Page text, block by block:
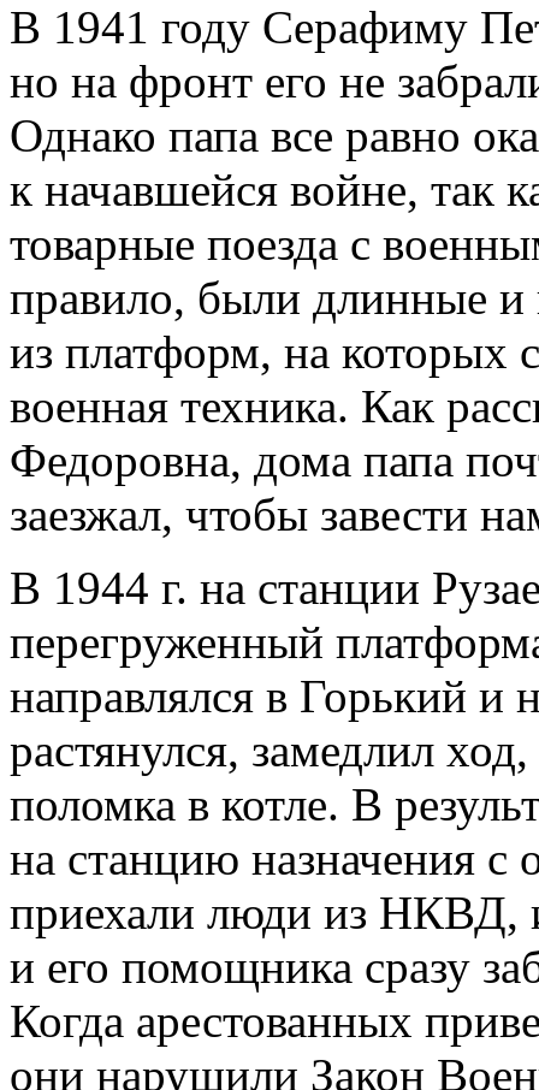
В 1941 году Серафиму
но на фронт его не
Однако папа все равно
к начавшейся войне, так
товарные поезда с
правило, были длинные и
из платформ, на которых
военная техника. Как
Федоровна, дома папа
заезжал, чтобы завести
В 1944 г. на станции
перегруженный
направлялся в Горький и
растянулся, замедлил
поломка в котле. В
на станцию назначения с
приехали люди из НКВД,
и его помощника сразу
Когда арестованных
они нарушили Закон